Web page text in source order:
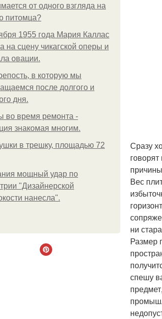
от одного взгляда на
питомца?
1955 года Мария Каллас
на сцену чикагской оперы и
овации.
в которую мы
после долгого и
дня.
во время ремонта -
знакомая многим.
в трешку, площадью 72
мощный удар по
"Дизайнерской
нанесла".
Сразу
Вес
ни
Размер
спешу